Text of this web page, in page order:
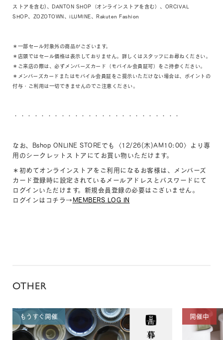
ストアを含む)、DANTON SHOP（オンラインストアを含む）、ORCIVAL
SHOP、ZOZOTOWN、iLUMINE、Rakuten Fashion
＊一部セール対象外の商品がございます。
＊店頭ではセール価格は表示しておりません。詳しくはスタッフにお尋ねください。
＊ご来店の際は、必ずメンバーズカード（モバイル会員証可）をご持参ください。
＊メンバーズカードまたはモバイル会員証をご提示いただけない場合は、ポイントの
付与・ご利用は一切できませんのでご注意ください。
・・・・・・・・・・・・・・・・・・・・・・・・・
なお、Bshop ONLINE STOREでも〈12/26(木)AM10:00〉より専
用のシークレットストアにてお買い物いただけます。
＊初めてオンラインストアをご利用になるお客様は、メンバーズ
カード登録時に設定されているメールアドレスとパスワードにて
ログインいただけます。新規会員登録の必要はございません。
ログインはコチラ→ MEMBERS LOG IN
OTHER
もうすぐ開催 開催中